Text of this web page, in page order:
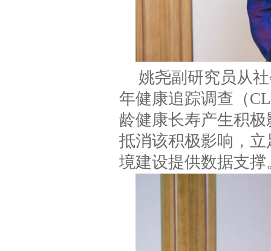
姚尧副研究员从
年健康追踪调查（
龄健康长寿产生积
抵消该积极影响，
境建设提供数据支撑